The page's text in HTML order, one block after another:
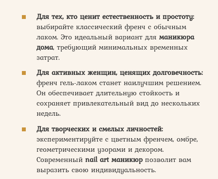
Для тех, кто ценит естественность и простоту:
выбирайте классический френч с обычным
лаком. Это идеальный вариант для маникюра
дома, требующий минимальных временных
затрат.
Для активных женщин, ценящих долговечность:
френч гель-лаком станет наилучшим решением.
Он обеспечивает длительную стойкость и
сохраняет привлекательный вид до нескольких
недель.
Для творческих и смелых личностей:
экспериментируйте с цветным френчем, омбре,
геометрическими узорами и декором.
Современный nail art маникюр позволит вам
выразить свою индивидуальность.